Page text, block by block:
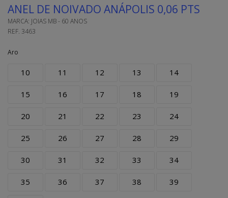
ANEL DE NOIVADO ANÁPOLIS 0,06 PTS
MARCA: JOIAS MB - 60 ANOS
REF. 3463
Aro
10 11 12 13 14
15 16 17 18 19
20 21 22 23 24
25 26 27 28 29
30 31 32 33 34
35 36 37 38 39